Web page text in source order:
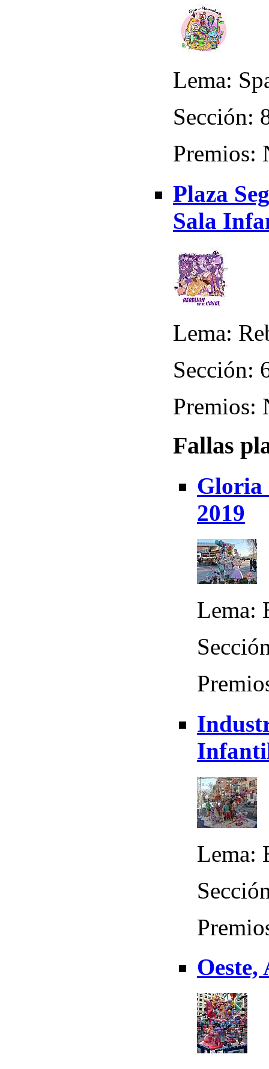
Lema:
Sección:
Premios:
Plaza
Sala
Lema:
Sección:
Premios:
Fallas
Gloria
2019
Lema:
Lema: